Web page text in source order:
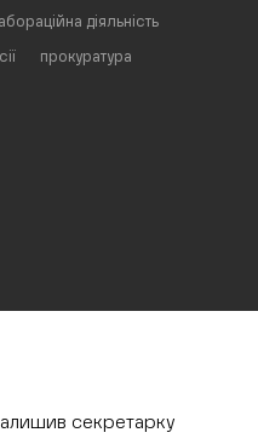
діяльність
прокуратура
секретарку